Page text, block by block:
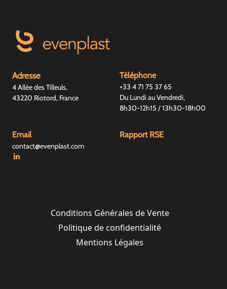
Adresse
4 Allée des Tilleuls,
43220 Riotord, France
Téléphone
+33 4 71 75 37 65
Du Lundi au Vendredi,
8h30-12h15 / 13h30-18h00
Email
contact@evenplast.com
Rapport RSE
Conditions Générales de Vente
Politique de confidentialité
Mentions Légales